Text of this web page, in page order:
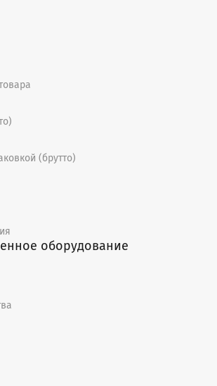
готовыми к подключению.
в любом положении, в
потока воздуха.
доступ для
ТР ТС.
соединений
(брутто)
оборудование